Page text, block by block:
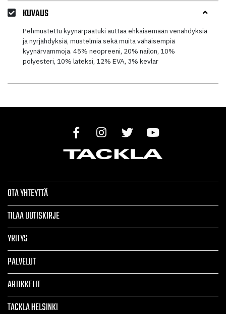
KUVAUS
Pehmustettu kyynärpäätuki auttaa ehkäisemään venähdyksiä
ja nyrjähdyksiä, mustelmia sekä muita vähäisempiä
kyynärvammoja. 45% neopreeni, 20% nailon, 10%
polyesteri, 10% lateksi, 12% EVA, 3% kevlar
OTA YHTEYTTÄ
TILAA UUTISKIRJE
YRITYS
PALVELUT
ARTIKKELIT
TACKLA HELSINKI